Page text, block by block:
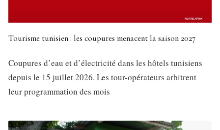
Tourisme tunisien : les coupures menacent la saison 2027
Coupures d’eau et d’électricité dans les hôtels tunisiens
depuis le 15 juillet 2026. Les tour-opérateurs arbitrent
leur programmation des mois